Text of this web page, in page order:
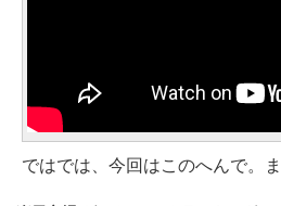
ではでは、今回はこのへんで。ま